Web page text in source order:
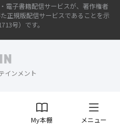
My本棚 メニュー
電子書籍配信サービスが、著作権者
正規版配信サービスであることを示
号）です。
インメント